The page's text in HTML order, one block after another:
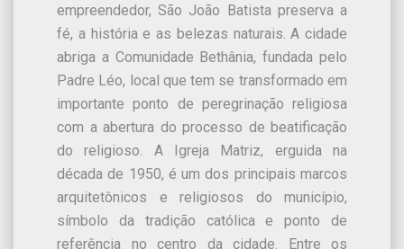
empreendedor, São João Batista preserva a
fé, a história e as belezas naturais. A cidade
abriga a Comunidade Bethânia, fundada pelo
Padre Léo, local que tem se transformado em
importante ponto de peregrinação religiosa
com a abertura do processo de beatificação
do religioso. A Igreja Matriz, erguida na
década de 1950, é um dos principais marcos
arquitetônicos e religiosos do município,
símbolo da tradição católica e ponto de
referência no centro da cidade. Entre os